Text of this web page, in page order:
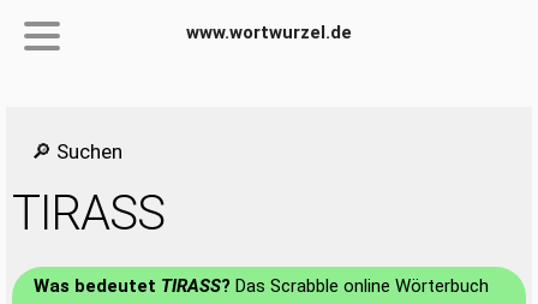
www.wortwurzel.de
🔎 Suchen
TIRASS
Was bedeutet TIRASS? Das Scrabble online Wörterbuch